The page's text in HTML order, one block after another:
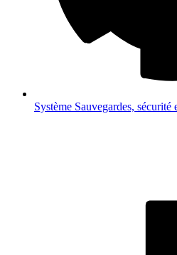
Système Sauvegardes,